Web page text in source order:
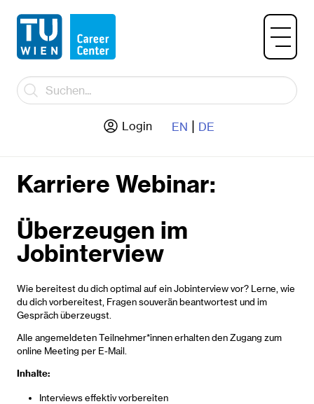
Login EN | DE
Karriere Webinar:
Überzeugen im
Jobinterview
Wie bereitest du dich optimal auf ein Jobinterview vor? Lerne, wie
du dich vorbereitest, Fragen souverän beantwortest und im
Gespräch überzeugst.
Alle angemeldeten Teilnehmer*innen erhalten den Zugang zum
online Meeting per E-Mail.
Inhalte:
Interviews effektiv vorbereiten